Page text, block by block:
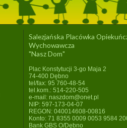
Salezjańska Placówka
Wychowawcza
"Nasz Dom"
Plac Konstytucji 3-go Maja 2
74-400 Dębno
tel/fax: 95 760-48-54
tel.kom.: 514-220-505
e-mail: naszdom@onet.pl
NIP: 597-173-04-07
REGON: 040014608-00816
Konto: 71 8355 0009 0053 9584
Bank GBS O/Dębno